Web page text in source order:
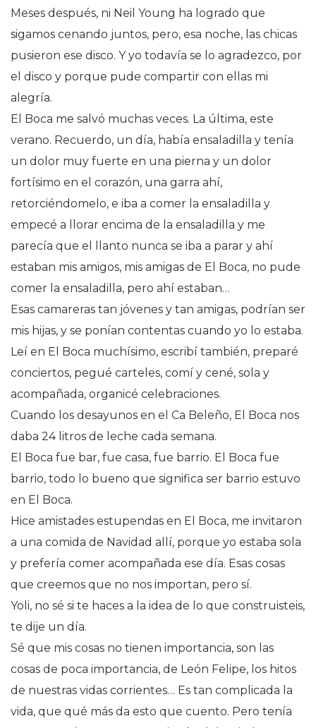
Meses después, ni Neil Young ha logrado que
sigamos cenando juntos, pero, esa noche, las chicas
pusieron ese disco. Y yo todavía se lo agradezco, por
el disco y porque pude compartir con ellas mi
alegría.
El Boca me salvó muchas veces. La última, este
verano. Recuerdo, un día, había ensaladilla y tenía
un dolor muy fuerte en una pierna y un dolor
fortísimo en el corazón, una garra ahí,
retorciéndomelo, e iba a comer la ensaladilla y
empecé a llorar encima de la ensaladilla y me
parecía que el llanto nunca se iba a parar y ahí
estaban mis amigos, mis amigas de El Boca, no pude
comer la ensaladilla, pero ahí estaban…
Esas camareras tan jóvenes y tan amigas, podrían ser
mis hijas, y se ponían contentas cuando yo lo estaba.
Leí en El Boca muchísimo, escribí también, preparé
conciertos, pegué carteles, comí y cené, sola y
acompañada, organicé celebraciones.
Cuando los desayunos en el Ca Beleño, El Boca nos
daba 24 litros de leche cada semana.
El Boca fue bar, fue casa, fue barrio. El Boca fue
barrio, todo lo bueno que significa ser barrio estuvo
en El Boca.
Hice amistades estupendas en El Boca, me invitaron
a una comida de Navidad allí, porque yo estaba sola
y prefería comer acompañada ese día. Esas cosas
que creemos que no nos importan, pero sí.
Yoli, no sé si te haces a la idea de lo que construisteis,
te dije un día.
Sé que mis cosas no tienen importancia, son las
cosas de poca importancia, de León Felipe, los hitos
de nuestras vidas corrientes… Es tan complicada la
vida, que qué más da esto que cuento. Pero tenía